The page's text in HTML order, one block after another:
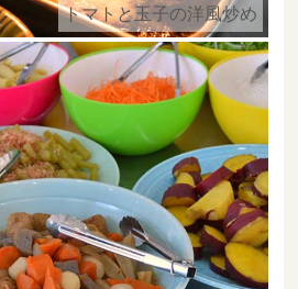
トマトと玉子の洋風炒め